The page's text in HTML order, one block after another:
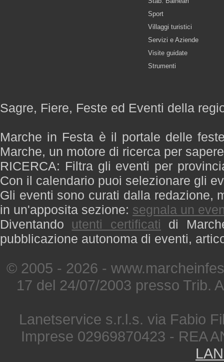
Sport
Villaggi turistici
Servizi e Aziende
Visite guidate
Strumenti
Sagre, Fiere, Feste ed Eventi della
Marche in Festa è il portale delle
Marche, un motore di ricerca per
RICERCA: Filtra gli eventi per
Con il calendario puoi selezionare gli
Gli eventi sono curati dalla redazione,
in un'apposita sezione: segnala un
Diventando utenti certificati di
pubblicazione autonoma di eventi,
© 2005 - 2026 -
17 del 24/07/2003 presso Trib.
Lanetservice s.r.l.s. via Fabio
Imprese 02969870423 - REA